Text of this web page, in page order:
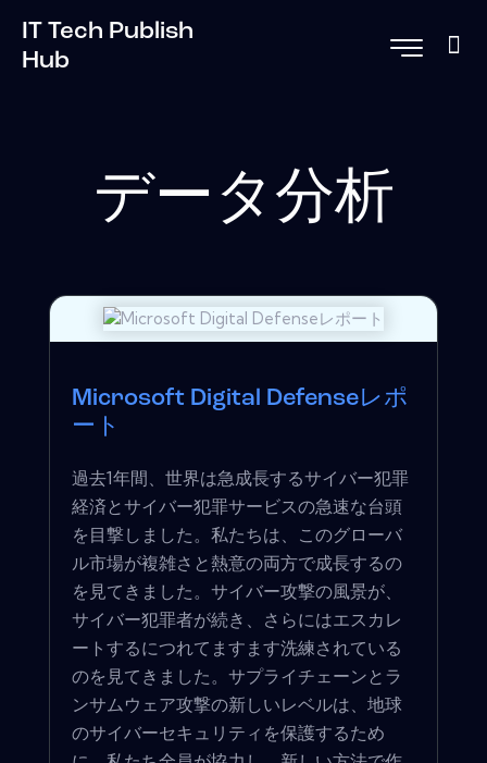
IT Tech Publish
Hub
データ分析
Microsoft Digital Defenseレポ
ート
過去1年間、世界は急成長するサイバー犯罪
経済とサイバー犯罪サービスの急速な台頭
を目撃しました。私たちは、このグローバ
ル市場が複雑さと熱意の両方で成長するの
を見てきました。サイバー攻撃の風景が、
サイバー犯罪者が続き、さらにはエスカレ
ートするにつれてますます洗練されている
のを見てきました。サプライチェーンとラ
ンサムウェア攻撃の新しいレベルは、地球
のサイバーセキュリティを保護するため